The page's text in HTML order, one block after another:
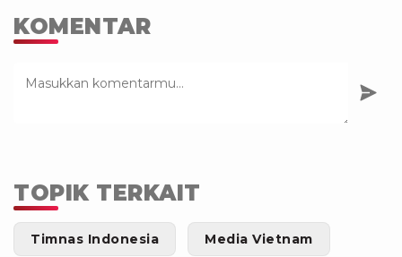
KOMENTAR
TOPIK TERKAIT
Timnas Indonesia Media Vietnam